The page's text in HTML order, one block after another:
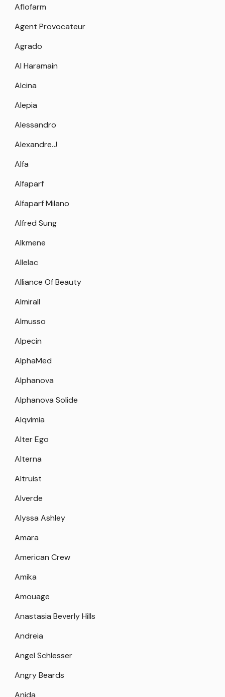
Aflofarm
Agent Provocateur
Agrado
Al Haramain
Alcina
Alepia
Alessandro
Alexandre.J
Alfa
Alfaparf
Alfaparf Milano
Alfred Sung
Alkmene
Allelac
Alliance Of Beauty
Almirall
Almusso
Alpecin
AlphaMed
Alphanova
Alphanova Solide
Alqvimia
Alter Ego
Alterna
Altruist
Alverde
Alyssa Ashley
Amara
American Crew
Amika
Amouage
Anastasia Beverly Hills
Andreia
Angel Schlesser
Angry Beards
Anida